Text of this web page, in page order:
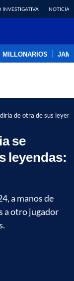
INVESTIGATIVA NOTICIAS
MILLONARIOS
de otra de sus
se
leyendas:
a manos de
a otro jugador